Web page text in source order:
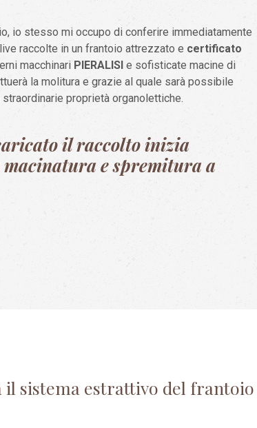
io stesso mi occupo di conferire immediatamente
raccolte in un frantoio attrezzato e certificato
macchinari PIERALISI e sofisticate macine di
la molitura e grazie al quale sarà possibile
proprietà organolettiche.
il raccolto inizia
macinatura e spremitura a
il sistema estrattivo del frantoio